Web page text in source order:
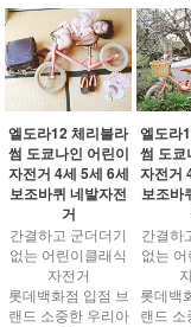
엘도라12 체리블라
썸 도쿄나인 어린이
자전거 4세 5세 6세
보조바퀴 네발자전
거
간결하고 군더더기
없는 어린이클래식
자전거
롯데백화점 입점 브
랜드 소중한 우리아
엘도라
썸 도쿄
자전거
보조바
간결하
없는
롯데백
랜드 소